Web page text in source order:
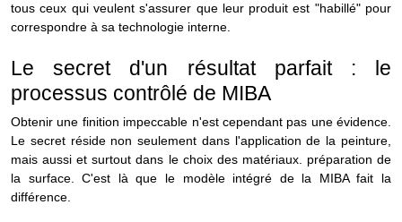
tous ceux qui veulent s'assurer que leur produit est "habillé" pour
correspondre à sa technologie interne.
Le secret d'un résultat parfait : le
processus contrôlé de MIBA
Obtenir une finition impeccable n'est cependant pas une évidence.
Le secret réside non seulement dans l'application de la peinture,
mais aussi et surtout dans le choix des matériaux. préparation de
la surface. C'est là que le modèle intégré de la MIBA fait la
différence.